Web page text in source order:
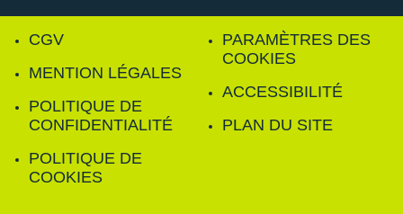
CGV
MENTION LÉGALES
POLITIQUE DE
CONFIDENTIALITÉ
POLITIQUE DE
COOKIES
PARAMÈTRES DES
COOKIES
ACCESSIBILITÉ
PLAN DU SITE